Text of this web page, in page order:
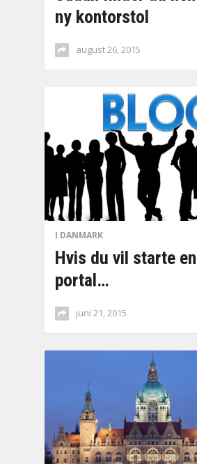
ny kontorstol
august 26, 2015
I DANMARK
Hvis du vil starte
portal…
juni 21, 2015